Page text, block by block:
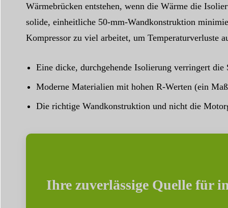
Wärmebrücken entstehen, wenn die Wärme die
solide, einheitliche 50-mm-Wandkonstruktion
Kompressor zu viel arbeitet, um Temperaturverluste
Eine dicke, durchgehende Isolierung verringert
Moderne Materialien mit hohen R-Werten (ein
Die richtige Wandkonstruktion und nicht die
Ihre zuverlässige Quelle für